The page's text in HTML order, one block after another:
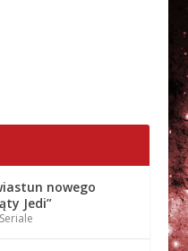
nowego
Jedi”
Seriale